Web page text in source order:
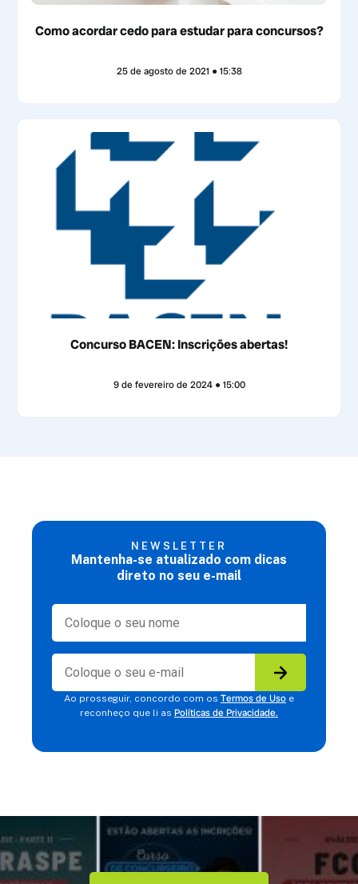
Como acordar cedo para estudar para concursos?
25 de agosto de 2021 15:38
Concurso BACEN: Inscrições abertas!
9 de fevereiro de 2024 15:00
NEWSLETTER
Mantenha-se atualizado com dicas
direto no seu e-mail
Ao prosseguir, concordo com os Termos de Uso e
reconheço que li as Políticas de Privacidade.